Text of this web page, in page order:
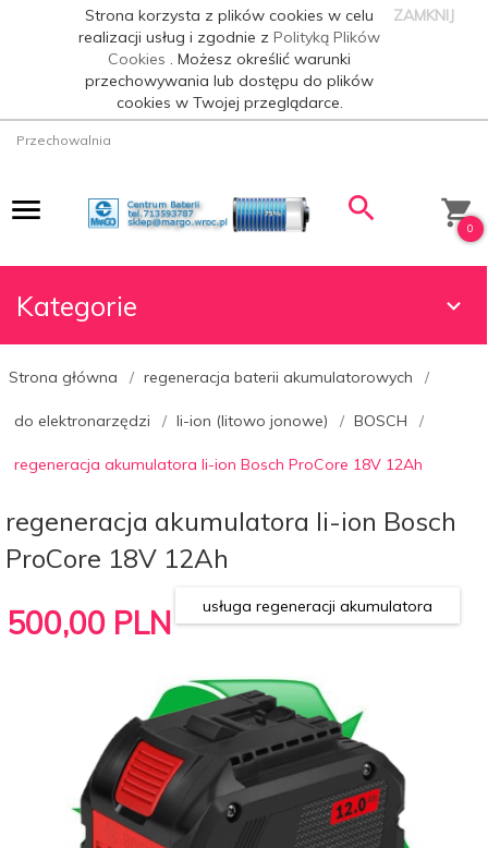
Strona korzysta z plików cookies w celu
realizacji usług i zgodnie zPolityką Plików
Cookies. Możesz określić warunki
przechowywania lub dostępu do plików
cookies w Twojej przeglądarce.
ZAMKNIJ
Przechowalnia
0
Kategorie
Strona główna regeneracja baterii akumulatorowych
do elektronarzędzi li-ion (litowo jonowe) BOSCH
regeneracja akumulatora li-ion Bosch ProCore 18V 12Ah
regeneracja akumulatora li-ion Bosch
ProCore 18V 12Ah
500,00 PLN usługa regeneracji akumulatora